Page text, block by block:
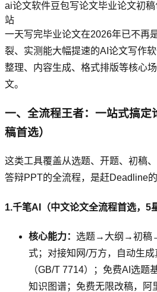
ai论文软件豆包写论文毕业论文初稿
站
一天写完毕业论文在2026年已不再
裂、实测能大幅提速的AI论文写作
整理、内容生成、格式排版等核心
文。
一、全流程王者：一站式搞定
稿首选）
这类工具覆盖从选题、开题、初稿
答辩PPT的全流程，是赶Deadline的
1.千笔AI（中文论文全流程首选，5
核心能力： 选题→大纲→初稿
式；对接知网/万方，自动生
（GB/T 7714）；免费AI选题
知识图谱；免费无限改稿，阿